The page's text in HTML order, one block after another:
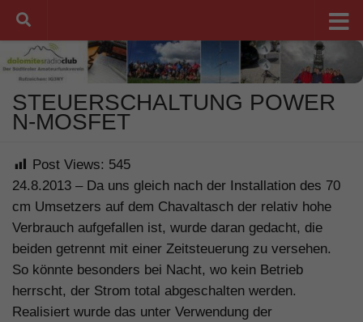
Unter dem Inhalt
STEUERSCHALTUNG POWER
N-MOSFET
Post Views: 545
24.8.2013 – Da uns gleich nach der Installation des 70
cm Umsetzers auf dem Chavaltasch der relativ hohe
Verbrauch aufgefallen ist, wurde daran gedacht, die
beiden getrennt mit einer Zeitsteuerung zu versehen.
So könnte besonders bei Nacht, wo kein Betrieb
herrscht, der Strom total abgeschalten werden.
Realisiert wurde das unter Verwendung der